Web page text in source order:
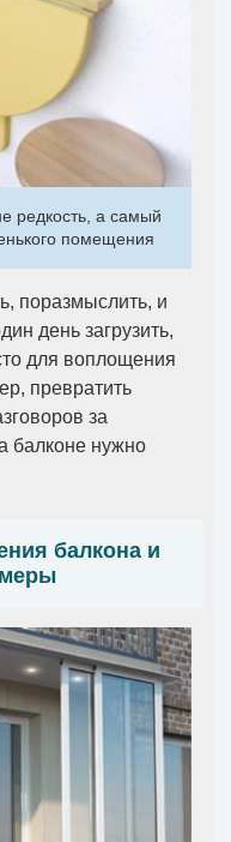
редкость, а самый
помещения
поразмыслить, и
день загрузить,
для воплощения
превратить
за
балконе нужно
балкона и